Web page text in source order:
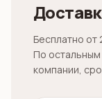
Бесплатно от
По
компании,